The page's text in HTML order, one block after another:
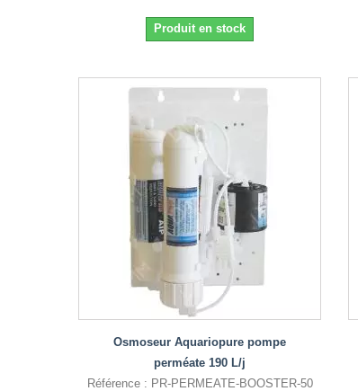
Produit en stock
Osmoseur Aquariopure pompe
perméate 190 L/j
Référence : PR-PERMEATE-BOOSTER-50